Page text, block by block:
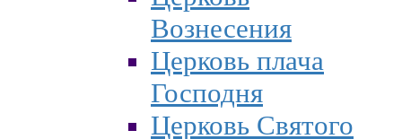
Вознесения
Церковь плача
Господня
Церковь Святого